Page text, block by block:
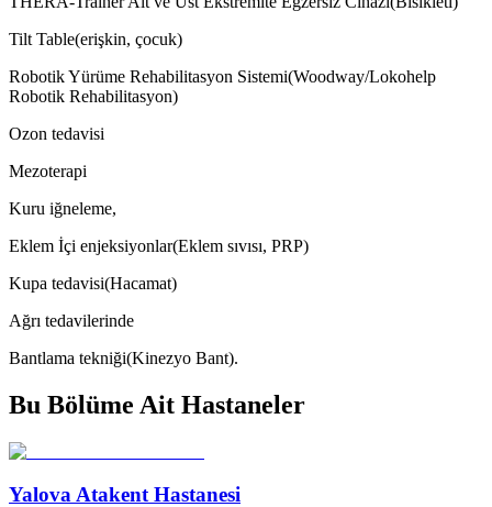
Tilt Table(erişkin, çocuk)
Robotik Yürüme Rehabilitasyon Sistemi(Woodway/Lokohelp
Robotik Rehabilitasyon)
Ozon tedavisi
Mezoterapi
Kuru iğneleme,
Eklem İçi enjeksiyonlar(Eklem sıvısı, PRP)
Kupa tedavisi(Hacamat)
Ağrı tedavilerinde
Bantlama tekniği(Kinezyo Bant).
Bu Bölüme Ait Hastaneler
Yalova Atakent Hastanesi